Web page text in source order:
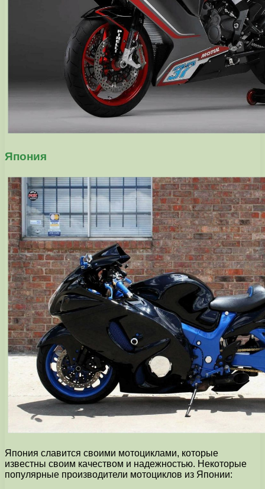
Япония
Япония славится своими мотоциклами, которые
известны своим качеством и надежностью. Некоторые
популярные производители мотоциклов из Японии: